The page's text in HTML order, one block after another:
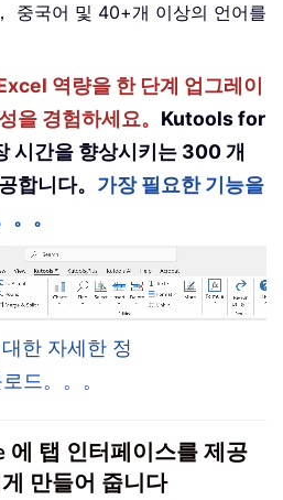
중국어 및 40+개 이상의 언어를
역량을 한 단계 업그레이
을 경험하세요。 Kutools for
시간을 향상시키는 300 개
합니다。 가장 필요한 기능을
。
한 자세한 정
드。。。
탭 인터페이스를 제공
만들어 줍니다